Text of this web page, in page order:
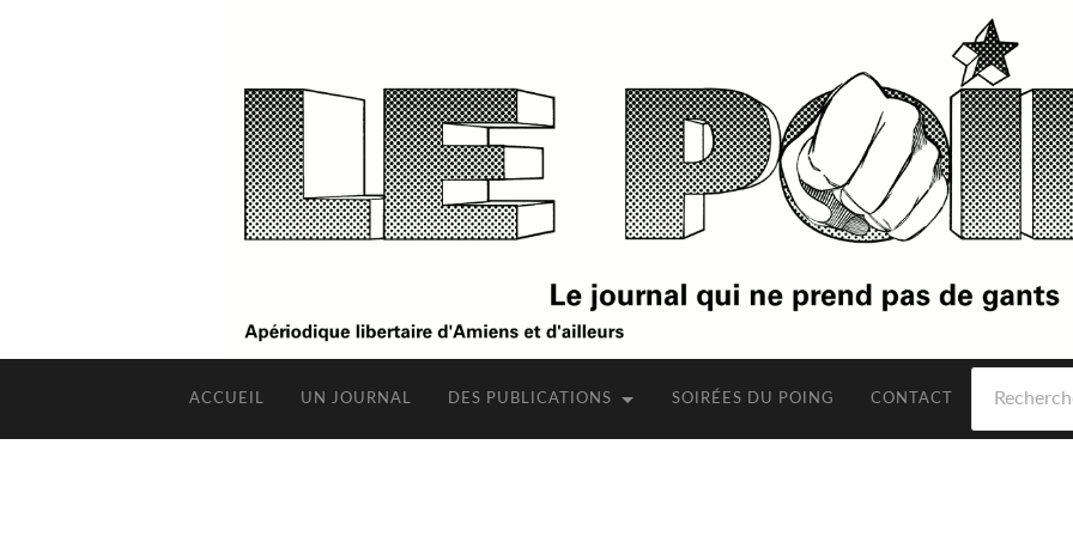
ACCUEIL UN JOURNAL DES PUBLICATIONS SOIRÉES DU POING CONTACT